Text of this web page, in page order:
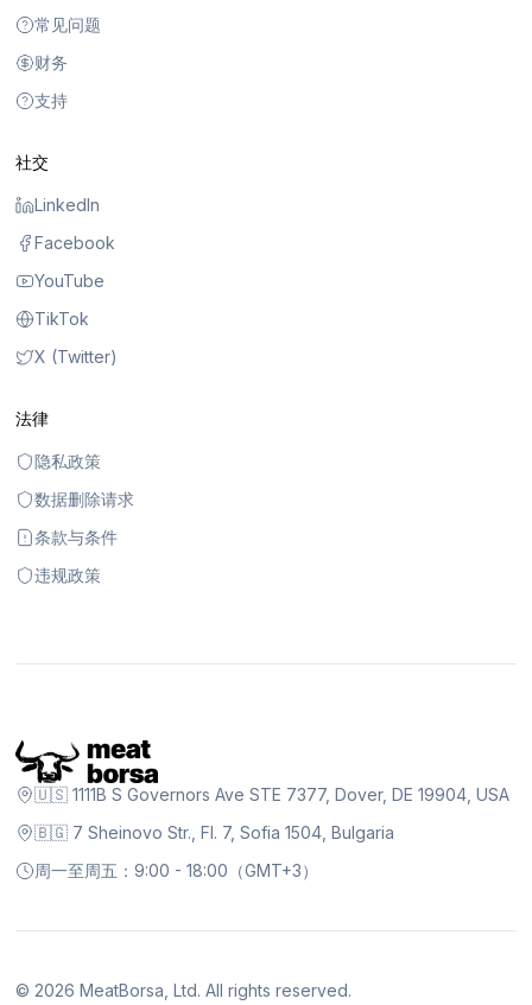
常见问题
财务
支持
社交
LinkedIn
Facebook
YouTube
TikTok
X (Twitter)
法律
隐私政策
数据删除请求
条款与条件
违规政策
🇺🇸 1111B S Governors Ave STE 7377, Dover, DE 19904, USA
🇧🇬 7 Sheinovo Str., Fl. 7, Sofia 1504, Bulgaria
周一至周五：9:00 - 18:00（GMT+3）
© 2026 MeatBorsa, Ltd. All rights reserved.